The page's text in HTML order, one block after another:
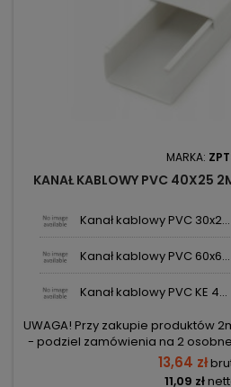
MARKA:
KANAŁ KABLOWY PVC 40X25
Kanał kablowy PVC 30x2...
Kanał kablowy PVC 60x6...
Kanał kablowy PVC KE 4...
UWAGA! Przy zakupie produktów
- podziel zamówienia na 2
kosztu transportu! Zamów osobno
elementy.
13,64 zł
11,09 zł